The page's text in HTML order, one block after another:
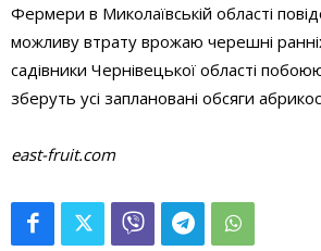
Фермери в Миколаївській області
можливу втрату врожаю черешні
садівники Чернівецької області
зберуть усі заплановані обсяги
east-fruit.com